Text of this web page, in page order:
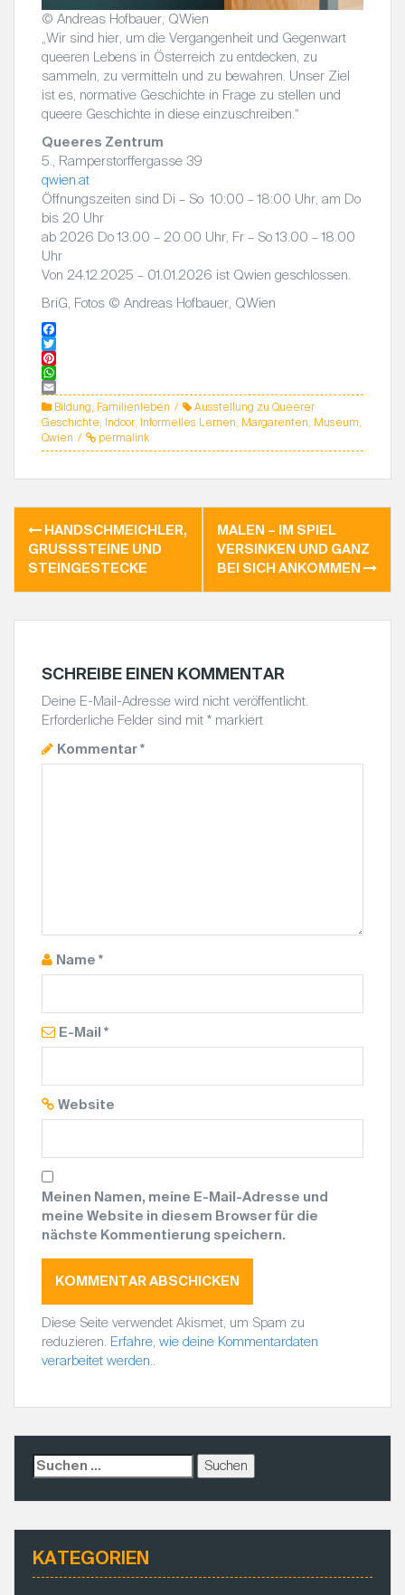
© Andreas Hofbauer, QWien
„Wir sind hier, um die Vergangenheit und Gegenwart
queeren Lebens in Österreich zu entdecken, zu
sammeln, zu vermitteln und zu bewahren. Unser Ziel
ist es, normative Geschichte in Frage zu stellen und
queere Geschichte in diese einzuschreiben.“
Queeres Zentrum
5., Ramperstorffergasse 39
qwien.at
Öffnungszeiten sind Di – So 10:00 – 18:00 Uhr, am Do
bis 20 Uhr
ab 2026 Do 13.00 – 20.00 Uhr, Fr – So 13.00 – 18.00
Uhr
Von 24.12.2025 – 01.01.2026 ist Qwien geschlossen.
BriG, Fotos © Andreas Hofbauer, QWien
F
a
c
e
b
o
o
k
T
w
i
t
t
e
r
P
i
n
t
e
r
W
h
a
t
s
E
m
a
i
Bildung, Familienleben
Ausstellung zu Queerer
Geschichte, Indoor, Informelles Lernen, Margarenten, Museum,
Qwien
permalink
R
HANDSCHMEICHLER,
GRUSSSTEINE UND S
TEINGESTECKE
MALEN – IM SPIEL
VERSINKEN UND GANZ
BEI SICH ANKOMMEN
SCHREIBE EINEN KOMMENTAR
Deine E-Mail-Adresse wird nicht veröffentlicht.
Erforderliche Felder sind mit * markiert
Kommentar*
Name *
E-Mail *
Website
Meinen Namen, meine E-Mail-Adresse und
meine Website in diesem Browser für die
nächste Kommentierung speichern.
Diese Seite verwendet Akismet, um Spam zu
reduzieren. Erfahre, wie deine Kommentardaten
verarbeitet werden..
S
u
c
n
a
KATEGORIEN